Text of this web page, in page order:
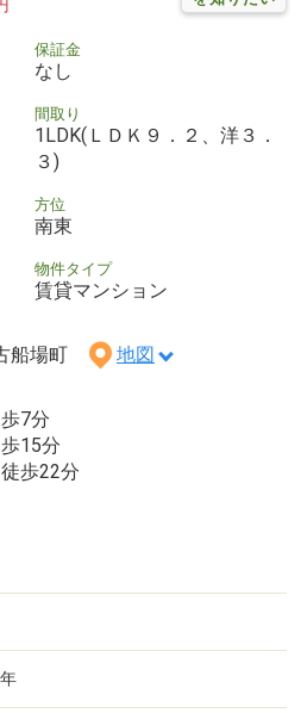
保証金
なし
間取り
1LDK(ＬＤＫ９．２、洋３．
３)
方位
南東
物件タイプ
賃貸マンション
船場町 地図
7分
15分
歩22分